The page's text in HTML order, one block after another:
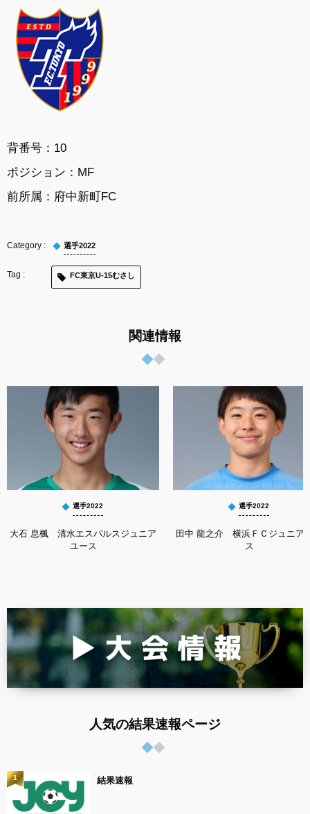
背番号：10
ポジション：MF
前所属：府中新町FC
選手2022
FC東京U-15むさし
関連情報
選手2022
大石 息楓 清水エスパルスジュニア
ユース
選手2022
田中 龍之介 横浜ＦＣジュニア
ス
人気の結果速報ページ
結果速報
1